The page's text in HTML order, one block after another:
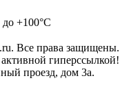
+100°С
Все права защищены.
гиперссылкой!
проезд, дом 3а.